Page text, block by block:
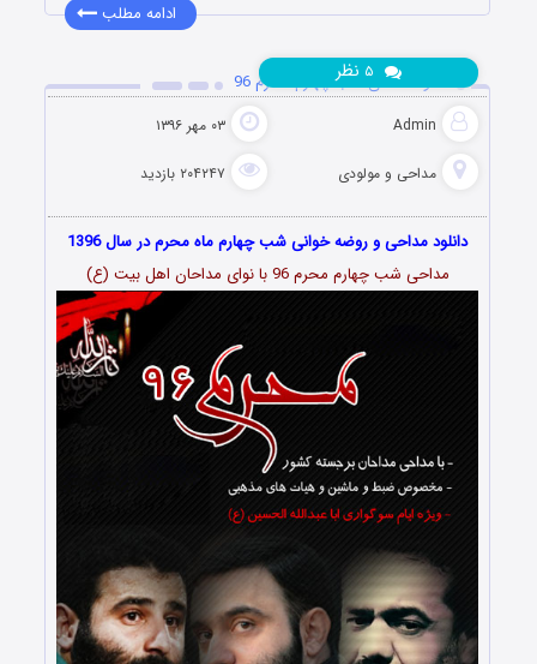
ادامه مطلب
دانلود مداحی شب چهارم محرم 96
Admin ۰۳ مهر ۱۳۹۶
مداحی و مولودی ۲۰۴۲۴۷ بازدید
نظر
دانلود مداحی و روضه خوانی شب چهارم ماه محرم در سال 1396
مداحی شب چهارم محرم 96 با نوای مداحان اهل بیت (ع)